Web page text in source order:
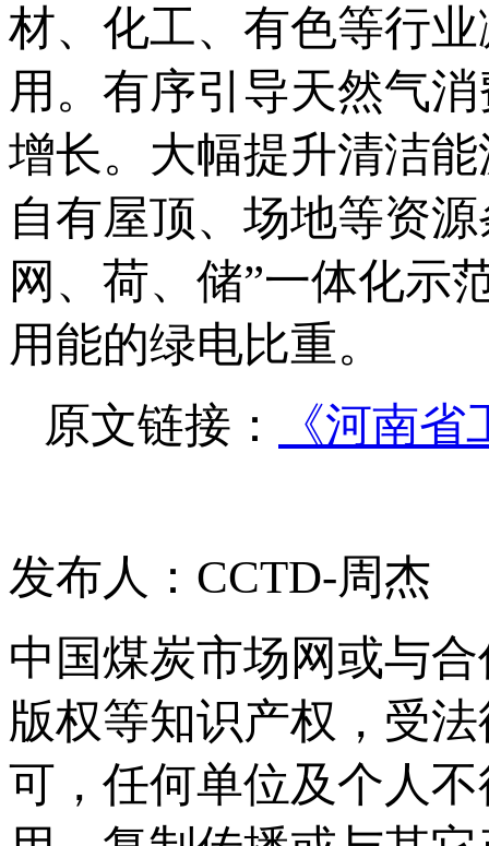
材、化工、有色等行
用。有序引导天然气
增长。大幅提升清洁
自有屋顶、场地等资
网、荷、储”一体化示
用能的绿电比重。
原文链接：
《河南
发布人：CCTD-周杰
中国煤炭市场网或与
版权等知识产权，受
可，任何单位及个人